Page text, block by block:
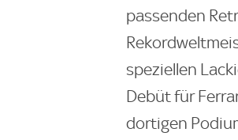
passenden
speziellen
Debüt für
dortigen